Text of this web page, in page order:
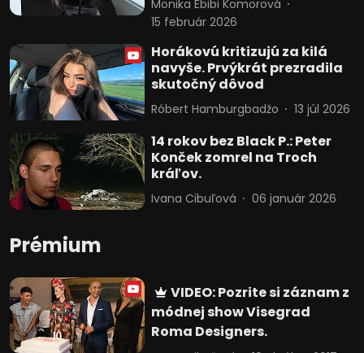
Monika Ebibi Komorová
15 február 2026
Horákovú kritizujú za kilá
navyše. Prvýkrát prezradila
skutočný dôvod
Róbert Hamburgbadžo 13 júl 2026
14 rokov bez Black P.: Peter
Konček zomrel na Troch
kráľov.
Ivana Cibuľová 06 január 2026
Prémium
VIDEO: Pozrite si záznam z
módnej show Visegrad
Roma Designers.
Použitie obmedzených údajov na výber
obsahu
Špeciálne funkcie IAB:
Používanie presných údajov o
geografickej polohe
Identifikácia zariadení na základe
aktívne vyžiadaných informácií
Potrebný
Výkon
Funkčné
Reklama